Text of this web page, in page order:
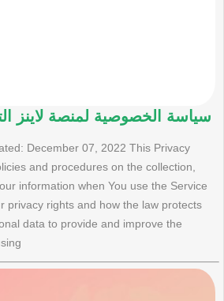
سياسة الخصوصية لمنصة لاينز
December 07, 2022 This Privacy
and procedures on the collection,
information when You use the Service
privacy rights and how the law protects
data to provide and improve the